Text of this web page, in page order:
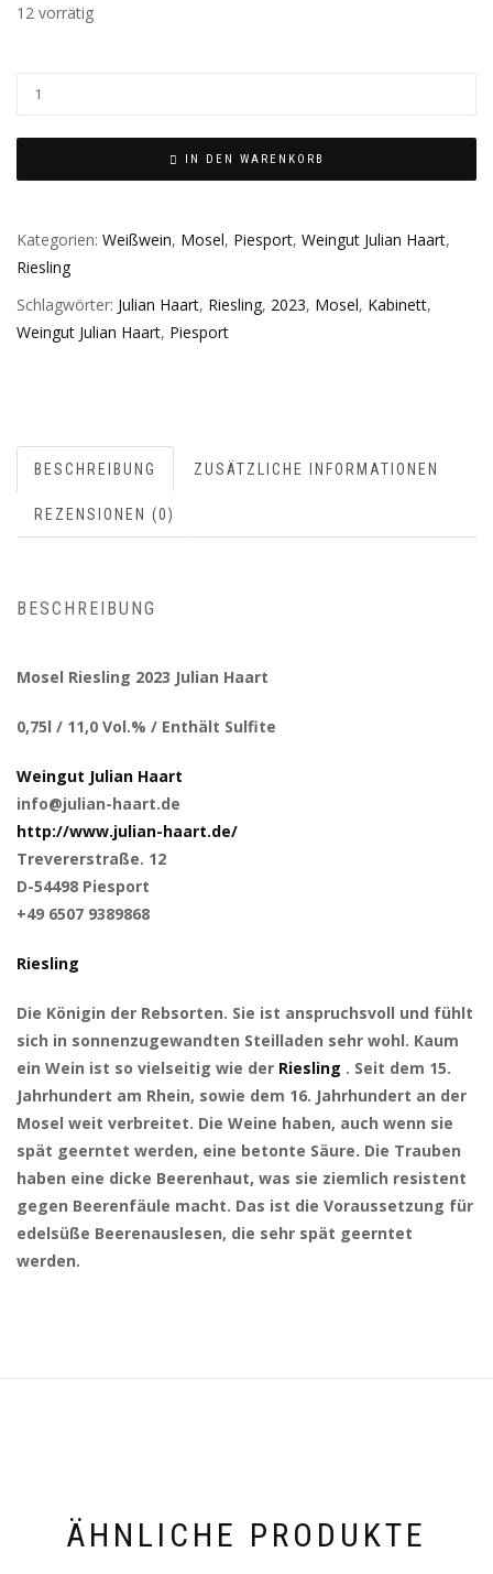
12 vorrätig
IN DEN WARENKORB
Kategorien: Weißwein, Mosel, Piesport, Weingut Julian Haart,
Riesling
Schlagwörter: Julian Haart, Riesling, 2023, Mosel, Kabinett,
Weingut Julian Haart, Piesport
BESCHREIBUNG ZUSÄTZLICHE INFORMATIONEN
REZENSIONEN (0)
BESCHREIBUNG
Mosel Riesling 2023 Julian Haart
0,75l / 11,0 Vol.% / Enthält Sulfite
Weingut Julian Haart
info@julian-haart.de
http://www.julian-haart.de/
Trevererstraße. 12
D-54498 Piesport
+49 6507 9389868
Riesling
Die Königin der Rebsorten. Sie ist anspruchsvoll und fühlt
sich in sonnenzugewandten Steilladen sehr wohl. Kaum
ein Wein ist so vielseitig wie der Riesling . Seit dem 15.
Jahrhundert am Rhein, sowie dem 16. Jahrhundert an der
Mosel weit verbreitet. Die Weine haben, auch wenn sie
spät geerntet werden, eine betonte Säure. Die Trauben
haben eine dicke Beerenhaut, was sie ziemlich resistent
gegen Beerenfäule macht. Das ist die Voraussetzung für
edelsüße Beerenauslesen, die sehr spät geerntet
werden.
ÄHNLICHE PRODUKTE